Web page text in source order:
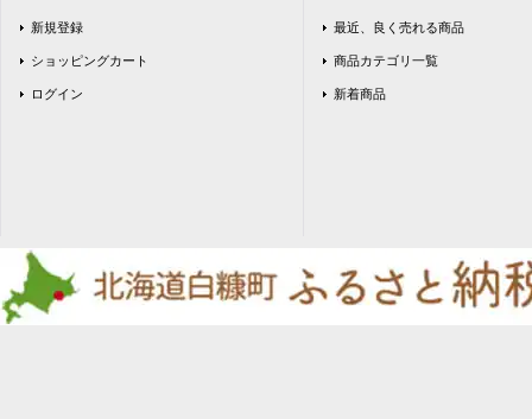
新規登録
ショッピングカート
ログイン
最近、良く売れる商品
商品カテゴリ一覧
新着商品